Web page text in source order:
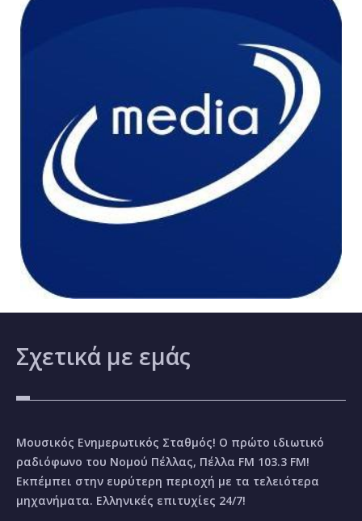
Σχετικά με εμάς
Μουσικός Ενημερωτικός Σταθμός! Ο πρώτο ιδιωτικό
ραδιόφωνο του Νομού Πέλλας, Πέλλα FM 103.3 FM!
Εκπέμπει στην ευρύτερη περιοχή με τα τελειότερα
μηχανήματα. Ελληνικές επιτυχίες 24/7!